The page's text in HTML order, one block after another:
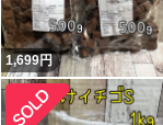
1,699円